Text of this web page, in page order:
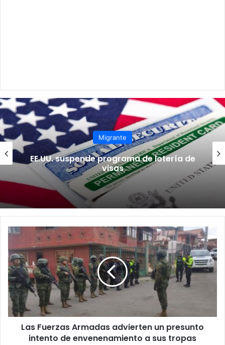
Migrante
EE.UU. suspende programa de lotería de
visas
Las Fuerzas Armadas advierten un presunto
intento de envenenamiento a sus tropas